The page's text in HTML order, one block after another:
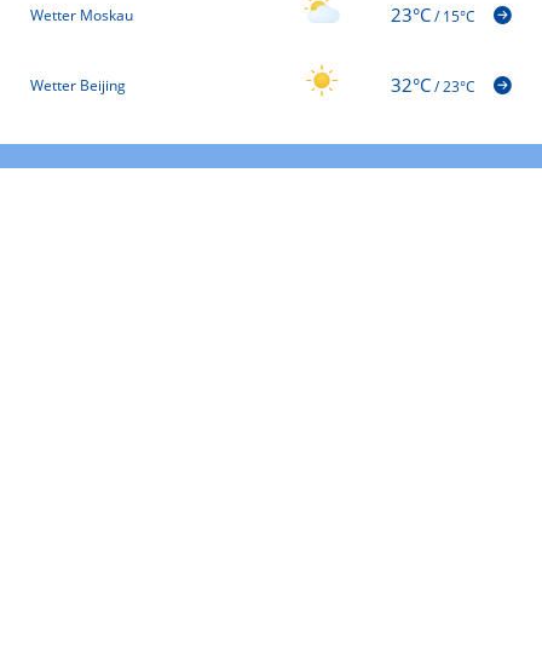
Wetter Moskau 23°C/15°C
Wetter Beijing 32°C/23°C